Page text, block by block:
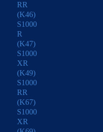
RR
(K46)
S1000
R
(K47)
S1000
XR
(K49)
S1000
RR
(K67)
S1000
XR